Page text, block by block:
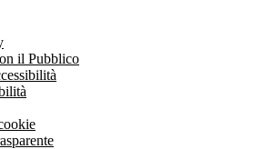
il Pubblico